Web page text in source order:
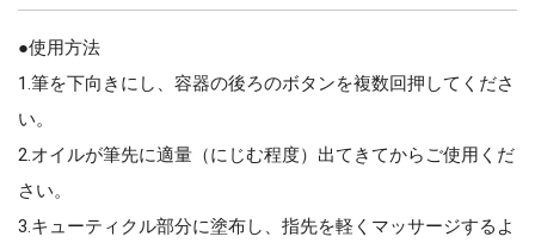
●使用方法
1.筆を下向きにし、容器の後ろのボタンを複数回押してくださ
い。
2.オイルが筆先に適量（にじむ程度）出てきてからご使用くだ
さい。
3.キューティクル部分に塗布し、指先を軽くマッサージするよ